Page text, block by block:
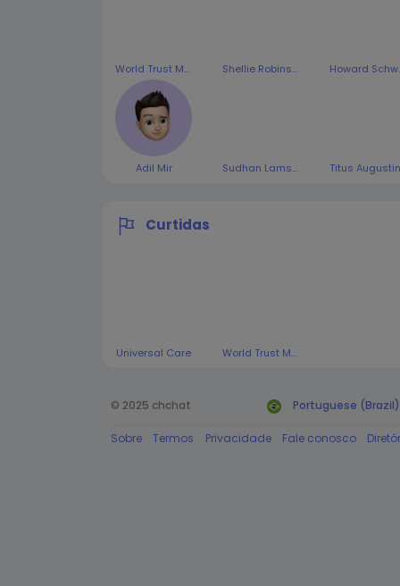
World Trust Media Shellie Robinson
Adil Mir Sudhan Lamsal
Curtidas
Universal Care World Trust Media
© 2025 chchat Portuguese (Brazil)
Sobre Termos Privacidade Fale conosco